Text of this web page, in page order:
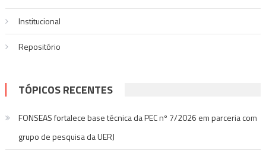
Institucional
Repositório
TÓPICOS RECENTES
FONSEAS fortalece base técnica da PEC nº 7/2026 em parceria com
grupo de pesquisa da UERJ